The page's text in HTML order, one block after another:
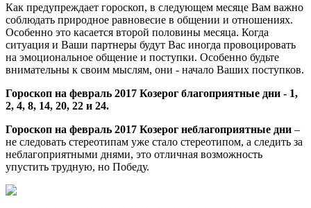
Как предупреждает гороскоп, в следующем месяце Вам важно
соблюдать природное равновесие в общении и отношениях.
Особенно это касается второй половины месяца. Когда
ситуация и Ваши партнеры будут Вас иногда провоцировать
на эмоциональное общение и поступки. Особенно будьте
внимательны к своим мыслям, они - начало Ваших поступков.
Гороскоп на февраль 2017 Козерог благоприятные дни - 1,
2, 4, 8, 14, 20, 22 и 24.
Гороскоп на февраль 2017 Козерог неблагоприятные дни –
не следовать стереотипам уже стало стереотипом, а следить за
неблагоприятными днями, это отличная возможность
упустить трудную, но Победу.